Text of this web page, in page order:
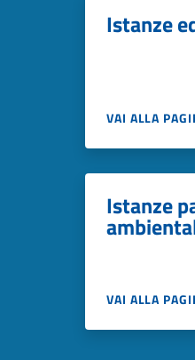
Istanze
VAI ALLA
Istanze
VAI ALLA